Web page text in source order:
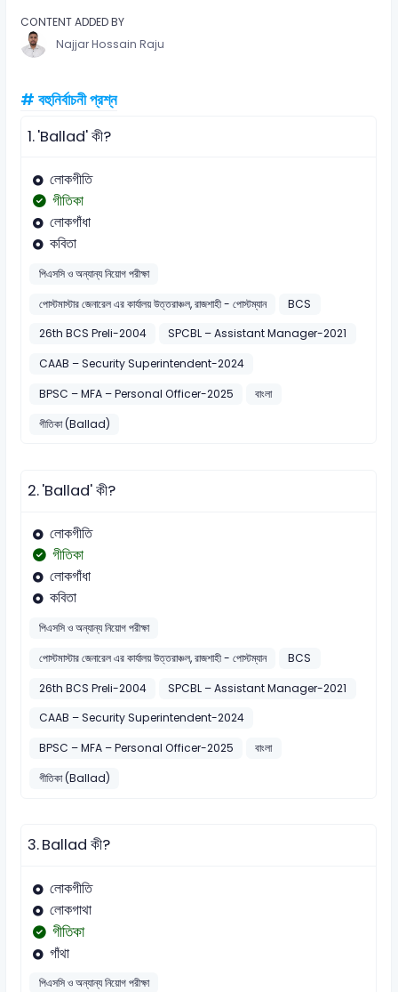
CONTENT ADDED BY
Najjar Hossain Raju
# বহুনির্বাচনী প্রশ্ন
1.'Ballad' কী?
লোকগীতি
গীতিকা
লোকগাঁধা
কবিতা
পিএসসি ও অন্যান্য নিয়োগ পরীক্ষা
পোস্টমাস্টার জেনারেল এর কার্যালয় উত্তরাঞ্চল, রাজশাহী - পোস্টম্যান
BCS
26th BCS Preli-2004
SPCBL – Assistant Manager-2021
CAAB – Security Superintendent-2024
BPSC – MFA – Personal Officer-2025
বাংলা
গীতিকা (Ballad)
2.'Ballad' কী?
লোকগীতি
গীতিকা
লোকগাঁধা
কবিতা
পিএসসি ও অন্যান্য নিয়োগ পরীক্ষা
পোস্টমাস্টার জেনারেল এর কার্যালয় উত্তরাঞ্চল, রাজশাহী - পোস্টম্যান
BCS
26th BCS Preli-2004
SPCBL – Assistant Manager-2021
CAAB – Security Superintendent-2024
BPSC – MFA – Personal Officer-2025
বাংলা
গীতিকা (Ballad)
3.Ballad কী?
লোকগীতি
লোকগাথা
গীতিকা
গাঁথা
পিএসসি ও অন্যান্য নিয়োগ পরীক্ষা